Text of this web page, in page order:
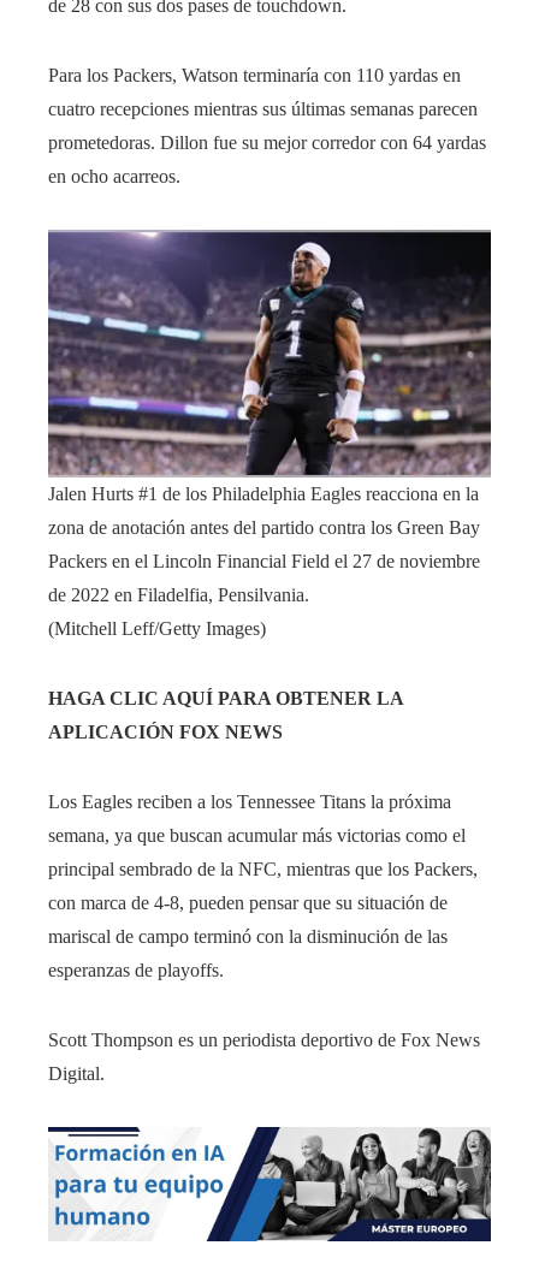
de 28 con sus dos pases de touchdown.
Para los Packers, Watson terminaría con 110 yardas en
cuatro recepciones mientras sus últimas semanas parecen
prometedoras. Dillon fue su mejor corredor con 64 yardas
en ocho acarreos.
Jalen Hurts #1 de los Philadelphia Eagles reacciona en la
zona de anotación antes del partido contra los Green Bay
Packers en el Lincoln Financial Field el 27 de noviembre
de 2022 en Filadelfia, Pensilvania.
(Mitchell Leff/Getty Images)
HAGA CLIC AQUÍ PARA OBTENER LA
APLICACIÓN FOX NEWS
Los Eagles reciben a los Tennessee Titans la próxima
semana, ya que buscan acumular más victorias como el
principal sembrado de la NFC, mientras que los Packers,
con marca de 4-8, pueden pensar que su situación de
mariscal de campo terminó con la disminución de las
esperanzas de playoffs.
Scott Thompson es un periodista deportivo de Fox News
Digital.